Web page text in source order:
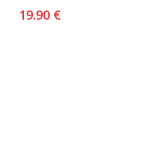
19.90 €